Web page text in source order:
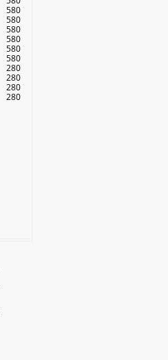
580
580
580
580
580
580
280
280
280
280